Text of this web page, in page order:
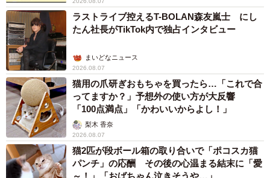
ラストライブ控えるT-BOLAN森友嵐士 にし
たん社長がTikTok内で独占インタビュー
まいどなニュース
2026.08.07
猫用の爪研ぎおもちゃを買ったら…「これで合
ってますか？」予想外の使い方が大反響
「100点満点」「かわいいからよし！」
梨木 香奈
2026.08.07
猫2匹が段ボール箱の取り合いで「ポコスカ猫
パンチ」の応酬 その後の心温まる結末に「愛
～！」「おばちゃん泣きそうや…」